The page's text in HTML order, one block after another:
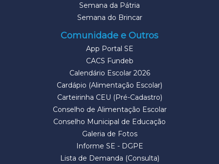
Semana da Pátria
Semana do Brincar
Comunidade e Outros
App Portal SE
CACS Fundeb
Calendário Escolar 2026
Cardápio (Alimentação Escolar)
Carteirinha CEU (Pré-Cadastro)
Conselho de Alimentação Escolar
Conselho Municipal de Educação
Galeria de Fotos
Informe SE - DGPE
Lista de Demanda (Consulta)